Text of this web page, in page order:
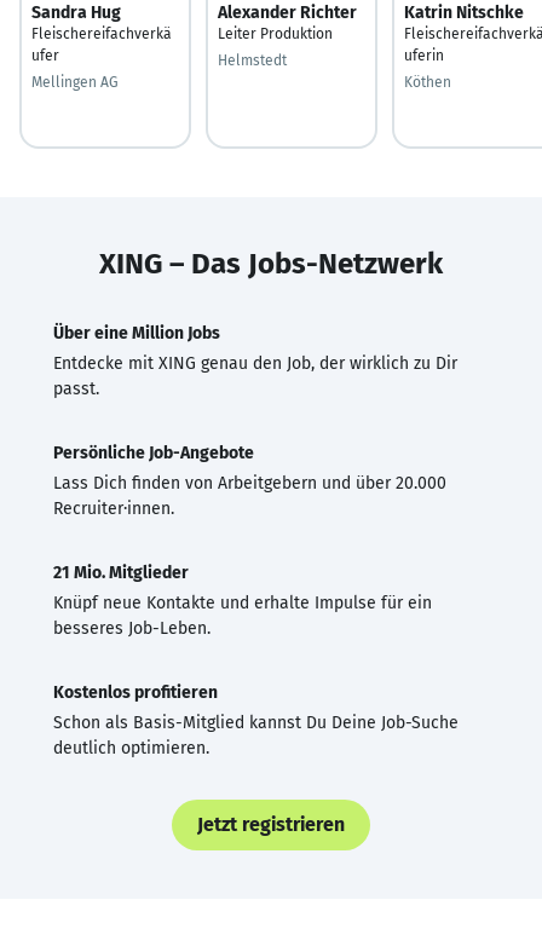
Sandra Hug
Fleischereifachverkä
ufer
Mellingen AG
Alexander Richter
Leiter Produktion
Helmstedt
Katrin Nitschke
uferin
Köthen
XING – Das Jobs-Netzwerk
Über eine Million Jobs
Entdecke mit XING genau den Job, der wirklich zu Dir
passt.
Persönliche Job-Angebote
Lass Dich finden von Arbeitgebern und über 20.000
Recruiter·innen.
21 Mio. Mitglieder
Knüpf neue Kontakte und erhalte Impulse für ein
besseres Job-Leben.
Kostenlos profitieren
Schon als Basis-Mitglied kannst Du Deine Job-Suche
deutlich optimieren.
Jetzt registrieren